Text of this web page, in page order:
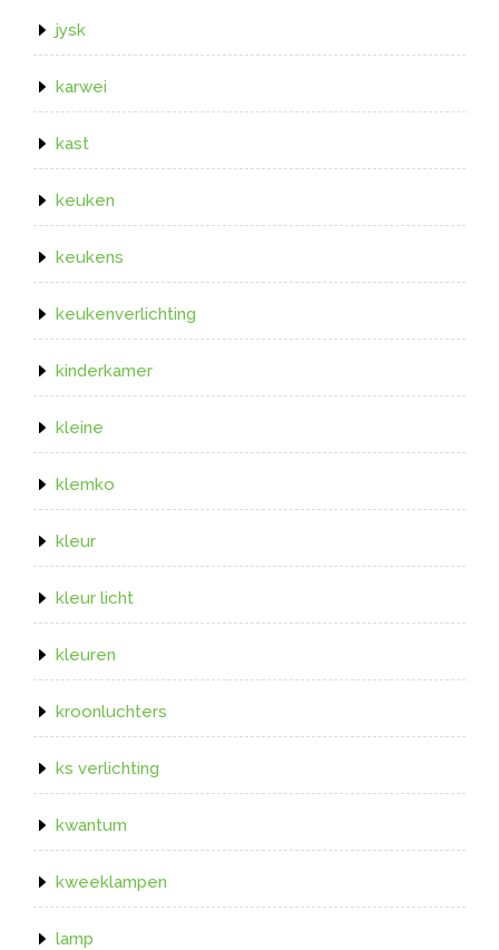
jysk
karwei
kast
keuken
keukens
keukenverlichting
kinderkamer
kleine
klemko
kleur
kleur licht
kleuren
kroonluchters
ks verlichting
kwantum
kweeklampen
lamp